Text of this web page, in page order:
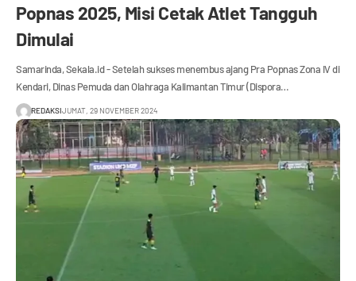
Popnas 2025, Misi Cetak Atlet Tangguh
Dimulai
Samarinda, Sekala.id - Setelah sukses menembus ajang Pra Popnas Zona IV di
Kendari, Dinas Pemuda dan Olahraga Kalimantan Timur (Dispora…
REDAKSIJUMAT, 29 NOVEMBER 2024